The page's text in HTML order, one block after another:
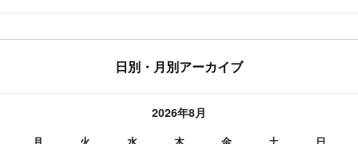
日別・月別アーカイブ
2026年8月